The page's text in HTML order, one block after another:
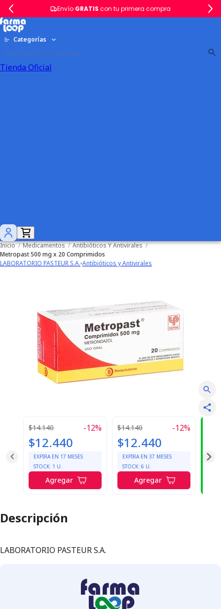
Envío GRATIS con tu primera compra
Categorías
Tienda Oficial
Inicio / Medicamentos / Antibióticos Y Antivirales /
Metropast 500 mg x 20 Comprimidos
LABORATORIO PASTEUR S.A. Antibióticos y Antivirales
$14.140 -12%
$12.440
EXPIRA EN 17 MESES
STOCK: 1 U.
Agregar
$14.140 -12%
$12.440
EXPIRA EN 37 MESES
STOCK: 6 U.
Agregar
Descripción
LABORATORIO PASTEUR S.A.